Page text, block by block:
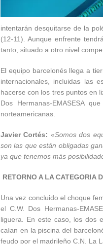
intentarán desquitarse de la
(12-11). Aunque enfrente
tanto, situado a otro nivel
El equipo barcelonés llega a
internacionales, incluidas las
hacerse con los tres puntos en
Dos Hermanas-EMASESA
norteamericanas.
Javier Cortés: «Somos dos
son las que están obligadas
ya que tenemos más
RETORNO A LA CATEGORIA
Una vez concluido el choque
el C.W. Dos Hermanas-
liguera. En este caso, los dos
caían en la piscina del
feudo por el madrileño C.N. La